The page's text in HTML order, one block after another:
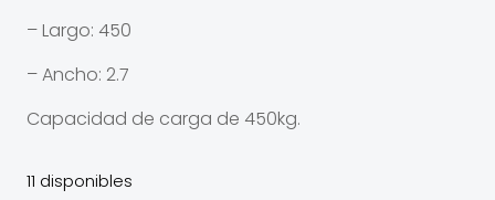
– Largo: 450
– Ancho: 2.7
Capacidad de carga de 450kg.
11 disponibles